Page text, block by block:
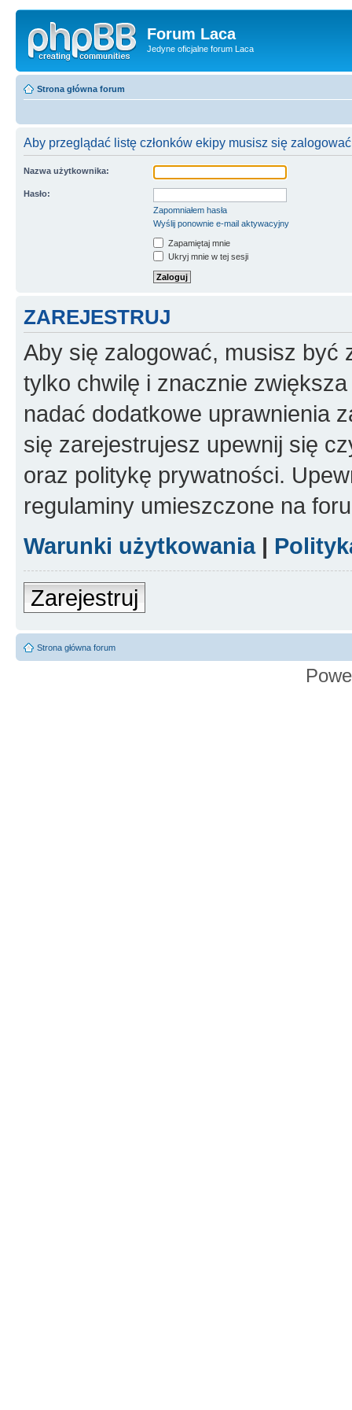
Forum Laca
Jedyne oficjalne forum Laca
Strona główna forum
Aby przeglądać listę członków ekipy musisz się
Nazwa użytkownika:
Hasło:
Zapomniałem hasła
Wyślij ponownie e-mail aktywacyjny
Zapamiętaj mnie
Ukryj mnie w tej sesji
ZAREJESTRUJ
Aby się zalogować, musisz być
tylko chwilę i znacznie
nadać dodatkowe uprawnienia
się zarejestrujesz upewnij się
oraz politykę prywatności.
regulaminy umieszczone na
Warunki użytkowania|
Zarejestruj
Strona główna forum